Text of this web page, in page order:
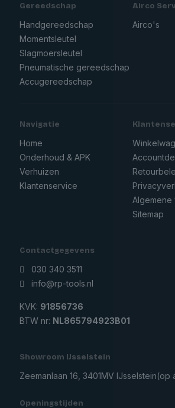
Gereedschap
Handgereedschap
Momentsleutel
Slagmoersleutel
Pneumatische gereedschap
Accugereedschap
Airco
Airco's
Navigatie
Home
Onderhoud & APK
Verhuizen
Klantenservice
Algemene
Sitemap
Contactgegevens
030 340 3511
info@rp-tools.nl
KVK: 91856736
BTW nr: NL865794923B01
Showroom IJsselstein
Zeemanlaan 16, 3401MV IJsselstein(op
Openingstijden